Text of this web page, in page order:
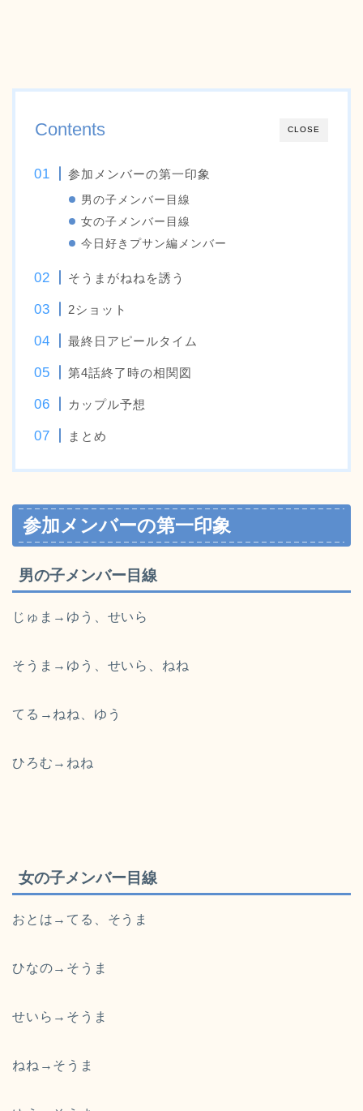
CLOSE
Contents
参加メンバーの第一印象
男の子メンバー目線
女の子メンバー目線
今日好きプサン編メンバー
そうまがねねを誘う
2ショット
最終日アピールタイム
第4話終了時の相関図
カップル予想
まとめ
参加メンバーの第一印象
男の子メンバー目線
じゅま→ゆう、せいら
そうま→ゆう、せいら、ねね
てる→ねね、ゆう
ひろむ→ねね
女の子メンバー目線
おとは→てる、そうま
ひなの→そうま
せいら→そうま
ねね→そうま